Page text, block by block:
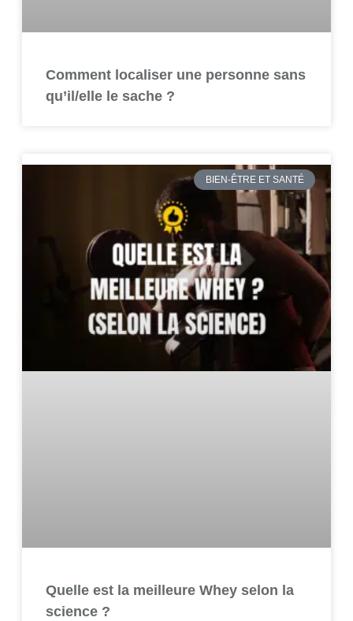
Comment localiser une personne sans
qu’il/elle le sache ?
BIEN-ÊTRE ET SANTÉ
Quelle est la meilleure Whey selon la
science ?